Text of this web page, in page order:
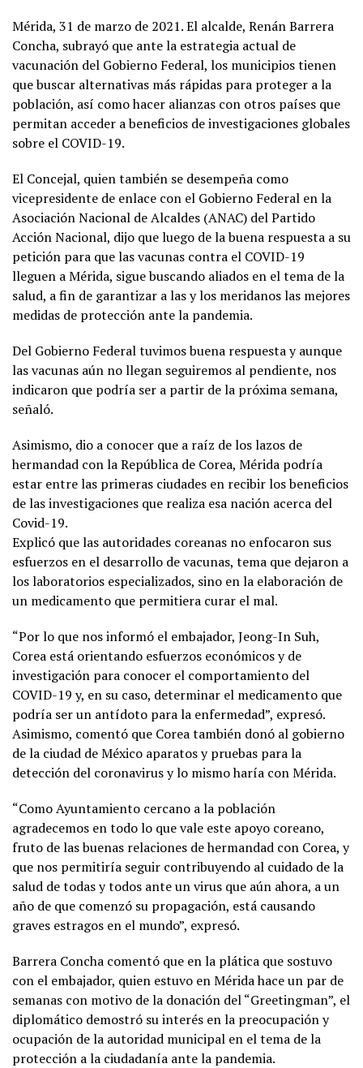
Mérida, 31 de marzo de 2021. El alcalde, Renán Barrera
Concha, subrayó que ante la estrategia actual de
vacunación del Gobierno Federal, los municipios tienen
que buscar alternativas más rápidas para proteger a la
población, así como hacer alianzas con otros países que
permitan acceder a beneficios de investigaciones globales
sobre el COVID-19.
El Concejal, quien también se desempeña como
vicepresidente de enlace con el Gobierno Federal en la
Asociación Nacional de Alcaldes (ANAC) del Partido
Acción Nacional, dijo que luego de la buena respuesta a su
petición para que las vacunas contra el COVID-19
lleguen a Mérida, sigue buscando aliados en el tema de la
salud, a fin de garantizar a las y los meridanos las mejores
medidas de protección ante la pandemia.
Del Gobierno Federal tuvimos buena respuesta y aunque
las vacunas aún no llegan seguiremos al pendiente, nos
indicaron que podría ser a partir de la próxima semana,
señaló.
Asimismo, dio a conocer que a raíz de los lazos de
hermandad con la República de Corea, Mérida podría
estar entre las primeras ciudades en recibir los beneficios
de las investigaciones que realiza esa nación acerca del
Covid-19.
Explicó que las autoridades coreanas no enfocaron sus
esfuerzos en el desarrollo de vacunas, tema que dejaron a
los laboratorios especializados, sino en la elaboración de
un medicamento que permitiera curar el mal.
“Por lo que nos informó el embajador, Jeong-In Suh,
Corea está orientando esfuerzos económicos y de
investigación para conocer el comportamiento del
COVID-19 y, en su caso, determinar el medicamento que
podría ser un antídoto para la enfermedad”, expresó.
Asimismo, comentó que Corea también donó al gobierno
de la ciudad de México aparatos y pruebas para la
detección del coronavirus y lo mismo haría con Mérida.
“Como Ayuntamiento cercano a la población
agradecemos en todo lo que vale este apoyo coreano,
fruto de las buenas relaciones de hermandad con Corea, y
que nos permitiría seguir contribuyendo al cuidado de la
salud de todas y todos ante un virus que aún ahora, a un
año de que comenzó su propagación, está causando
graves estragos en el mundo”, expresó.
Barrera Concha comentó que en la plática que sostuvo
con el embajador, quien estuvo en Mérida hace un par de
semanas con motivo de la donación del “Greetingman”, el
diplomático demostró su interés en la preocupación y
ocupación de la autoridad municipal en el tema de la
protección a la ciudadanía ante la pandemia.